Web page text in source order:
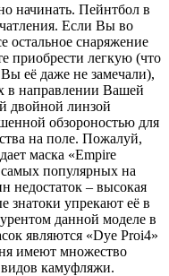
начинать. Пейнтбол в
Если Вы во
остальное снаряжение
приобрести легкую (что
её даже не замечали),
в направлении Вашей
двойной линзой
обзороностью для
на поле. Пожалуй,
маска «Empire
самых популярных на
недостаток – высокая
знатоки упрекают её в
данной моделе в
являются «Dye Proi4»
имеют множество
камуфляжи.